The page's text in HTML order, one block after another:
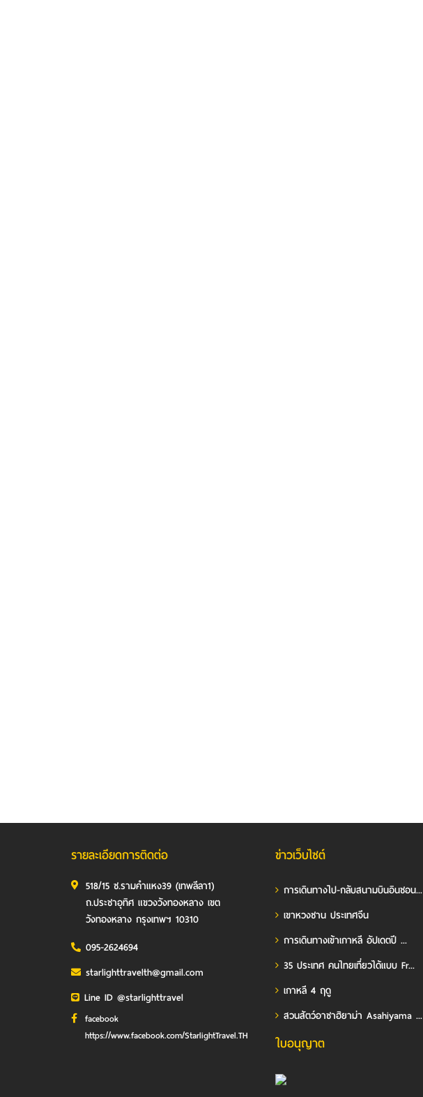
รายละเอียดการติดต่อ
518/15 ซ.รามคำแหง39 (เทพลีลา1)
ถ.ประชาอุทิศ แขวงวังทองหลาง เขต
วังทองหลาง กรุงเทพฯ 10310
095-2624694
starlighttravelth@gmail.com
Line ID @starlighttravel
facebook
https://www.facebook.com/StarlightTravel.TH
ข่าวเว็บไซต์
การเดินทางไป-กลับสนามบินอินชอน...
เขาหวงซาน ประเทศจีน
การเดินทางเข้าเกาหลี อัปเดตปี ...
35 ประเทศ คนไทยเที่ยวได้แบบ Fr...
เกาหลี 4 ฤดู
สวนสัตว์อาซาฮิยาม่า Asahiyama ...
ใบอนุญาต